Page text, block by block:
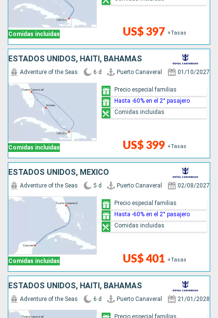
Comidas incluidas US$ 397 +Tasas
ESTADOS UNIDOS, HAITI, BAHAMAS
Comidas incluidas
Adventure of the Seas 6 d Puerto Canaveral 01/10/2027
US$ 399 +Tasas
Precio especial familias
Hasta -60% en el 2° pasajero
Comidas incluidas
ESTADOS UNIDOS, MÉXICO
Comidas incluidas
Adventure of the Seas 5 d Puerto Canaveral 02/08/2027
US$ 401 +Tasas
Precio especial familias
Hasta -60% en el 2° pasajero
Comidas incluidas
ESTADOS UNIDOS, HAITI, BAHAMAS
Adventure of the Seas 6 d Puerto Canaveral 21/01/2028
Precio especial familias